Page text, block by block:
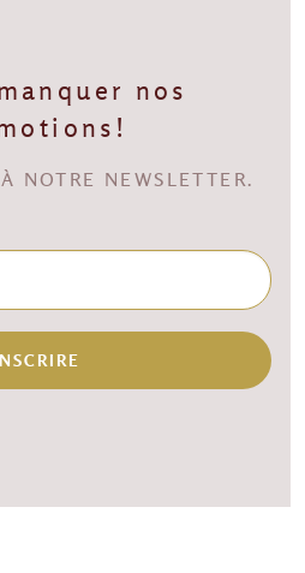
nos
NOTRE NEWSLETTER.